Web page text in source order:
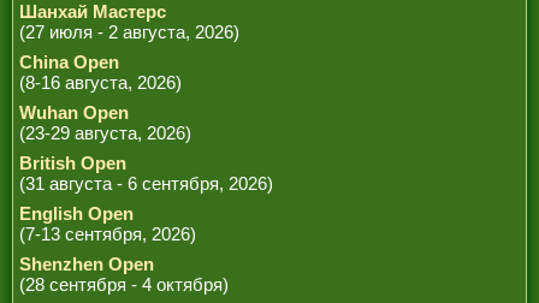
Шанхай Мастерс
(27 июля - 2 августа, 2026)
China Open
(8-16 августа, 2026)
Wuhan Open
(23-29 августа, 2026)
British Open
(31 августа - 6 сентября, 2026)
English Open
(7-13 сентября, 2026)
Shenzhen Open
(28 сентября - 4 октября)